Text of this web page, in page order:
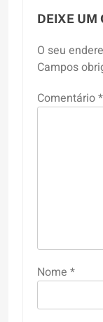
DEIXE UM
O seu
Campos
Comentário*
Nome *